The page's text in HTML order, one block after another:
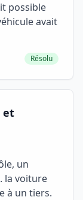
possible
avait
Résolu
et
un
la voiture
à un tiers.